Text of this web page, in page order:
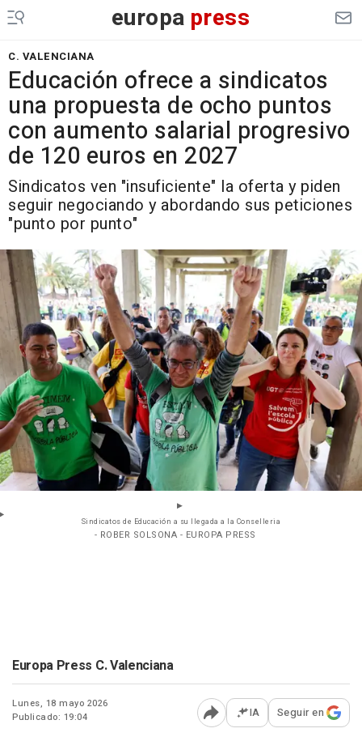
europa press
C. VALENCIANA
Educación ofrece a sindicatos
una propuesta de ocho puntos
con aumento salarial progresivo
de 120 euros en 2027
Sindicatos ven "insuficiente" la oferta y piden
seguir negociando y abordando sus peticiones
"punto por punto"
Sindicatos de Educación a su llegada a la Conselleria
- ROBER SOLSONA - EUROPA PRESS
Europa Press C. Valenciana
Lunes, 18 mayo 2026
Publicado: 19:04
Abrir opciones para
IA Seguir en